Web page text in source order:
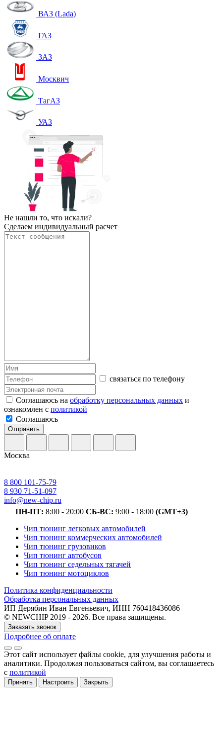
ВАЗ (Lada)
ГАЗ
ЗАЗ
Москвич
ТагАЗ
УАЗ
Не нашли то, что искали?
Сделаем индивидуальный расчет
связаться по телефону
Соглашаюсь на обработку персональных данных и
ознакомлен с политикой
Соглашаюсь
Отправить
Москва
8 800 101-75-79
8 930 71-51-097
info@new-chip.ru
ПН-ПТ: 8:00 - 20:00 СБ-ВС: 9:00 - 18:00 (GMT+3)
Чип тюнинг легковых автомобилей
Чип тюнинг коммерческих автомобилей
Чип тюнинг грузовиков
Чип тюнинг автобусов
Чип тюнинг седельных тягачей
Чип тюнинг мотоциклов
Политика конфиденциальности
Обработка персональных данных
ИП Дерябин Иван Евгеньевич, ИНН 760418436086
© NEWCHIP 2019 - 2026. Все права защищены.
Заказать звонок
Подробнее об оплате
Этот сайт использует файлы cookie, для улучшения работы и
аналитики. Продолжая пользоваться сайтом, вы соглашаетесь
с политикой
Принять Настроить Закрыть